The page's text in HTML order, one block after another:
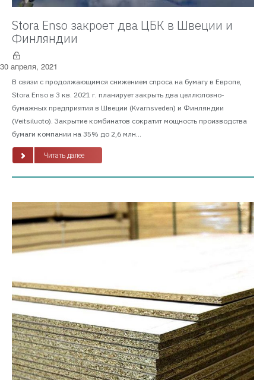
Stora Enso закроет два ЦБК в Швеции и
Финляндии
30 апреля, 2021
В связи с продолжающимся снижением спроса на бумагу в Европе,
Stora Enso в 3 кв. 2021 г. планирует закрыть два целлюлозно-
бумажных предприятия в Швеции (Kvarnsveden) и Финляндии
(Veitsiluoto). Закрытие комбинатов сократит мощность производства
бумаги компании на 35% до 2,6 млн...
Читать далее